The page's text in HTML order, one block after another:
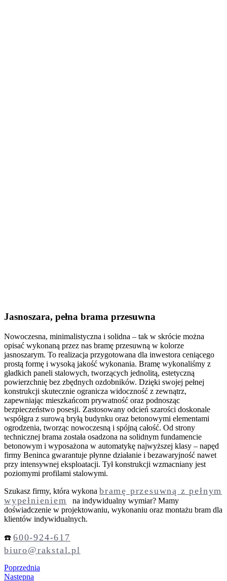
Jasnoszara, pełna brama przesuwna
Nowoczesna, minimalistyczna i solidna – tak w skrócie można
opisać wykonaną przez nas bramę przesuwną w kolorze
jasnoszarym. To realizacja przygotowana dla inwestora ceniącego
prostą formę i wysoką jakość wykonania. Bramę wykonaliśmy z
gładkich paneli stalowych, tworzących jednolitą, estetyczną
powierzchnię bez zbędnych ozdobników. Dzięki swojej pełnej
konstrukcji skutecznie ogranicza widoczność z zewnątrz,
zapewniając mieszkańcom prywatność oraz podnosząc
bezpieczeństwo posesji. Zastosowany odcień szarości doskonale
współgra z surową bryłą budynku oraz betonowymi elementami
ogrodzenia, tworząc nowoczesną i spójną całość. Od strony
technicznej brama została osadzona na solidnym fundamencie
betonowym i wyposażona w automatykę najwyższej klasy – napęd
firmy Beninca gwarantuje płynne działanie i bezawaryjność nawet
przy intensywnej eksploatacji. Tył konstrukcji wzmacniany jest
poziomymi profilami stalowymi.
Szukasz firmy, która wykona bramę przesuwną z pełnym
wypełnieniem
na indywidualny wymiar? Mamy
doświadczenie w projektowaniu, wykonaniu oraz montażu bram dla
klientów indywidualnych.
☎️ 600-924-617
biuro@rakstal.pl
Poprzednia
Następna